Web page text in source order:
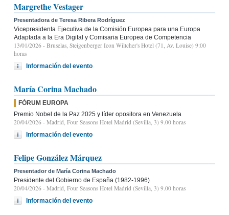
Margrethe Vestager
Presentadora de Teresa Ribera Rodríguez
Vicepresidenta Ejecutiva de la Comisión Europea para una Europa
Adaptada a la Era Digital y Comisaria Europea de Competencia
13/01/2026 - Bruselas, Steigenberger Icon Wiltcher's Hotel (71, Av. Louise) 9:00
horas
Información del evento
María Corina Machado
FÓRUM EUROPA
Premio Nobel de la Paz 2025 y líder opositora en Venezuela
20/04/2026 - Madrid, Four Seasons Hotel Madrid (Sevilla, 3) 9.00 horas
Información del evento
Felipe González Márquez
Presentador de María Corina Machado
Presidente del Gobierno de España (1982-1996)
20/04/2026 - Madrid, Four Seasons Hotel Madrid (Sevilla, 3) 9.00 horas
Información del evento